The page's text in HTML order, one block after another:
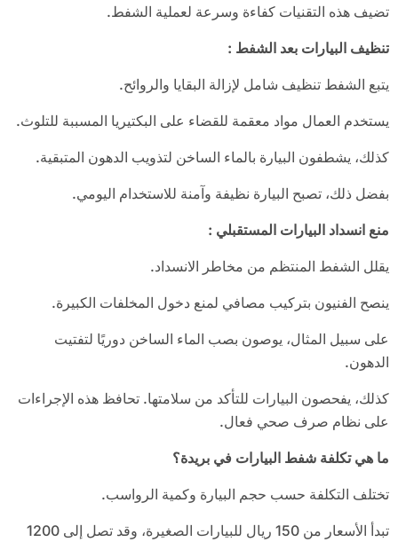
تضيف هذه التقنيات كفاءة وسرعة لعملية الشفط.
تنظيف البيارات بعد الشفط :
يتبع الشفط تنظيف شامل لإزالة البقايا والروائح.
يستخدم العمال مواد معقمة للقضاء على البكتيريا المسببة للتلوث.
كذلك، يشطفون البيارة بالماء الساخن لتذويب الدهون المتبقية.
بفضل ذلك، تصبح البيارة نظيفة وآمنة للاستخدام اليومي.
منع انسداد البيارات المستقبلي :
يقلل الشفط المنتظم من مخاطر الانسداد.
ينصح الفنيون بتركيب مصافي لمنع دخول المخلفات الكبيرة.
على سبيل المثال، يوصون بصب الماء الساخن دوريًا لتفتيت
الدهون.
كذلك، يفحصون البيارات للتأكد من سلامتها. تحافظ هذه الإجراءات
على نظام صرف صحي فعال.
ما هي تكلفة شفط البيارات في بريدة؟
تختلف التكلفة حسب حجم البيارة وكمية الرواسب.
تبدأ الأسعار من 150 ريال للبيارات الصغيرة، وقد تصل إلى 1200